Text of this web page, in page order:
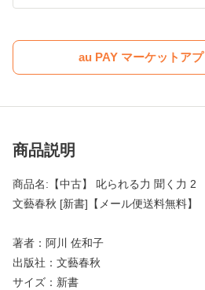
au PAY マーケットア
商品説明
商品名:【中古】 叱られる力 聞く力 2
文藝春秋 [新書]【メール便送料無料】
著者：阿川 佐和子
出版社：文藝春秋
サイズ：新書